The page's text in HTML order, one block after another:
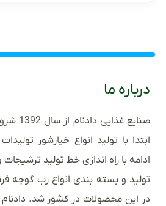
درباره ما
صنایع
ابتدا با تولید انواع خیارشور
ادامه با راه اندازی خط تولید
تولید و بسته بندی انواع رب گوجه
در این محصولات در کشور شد. دادنام